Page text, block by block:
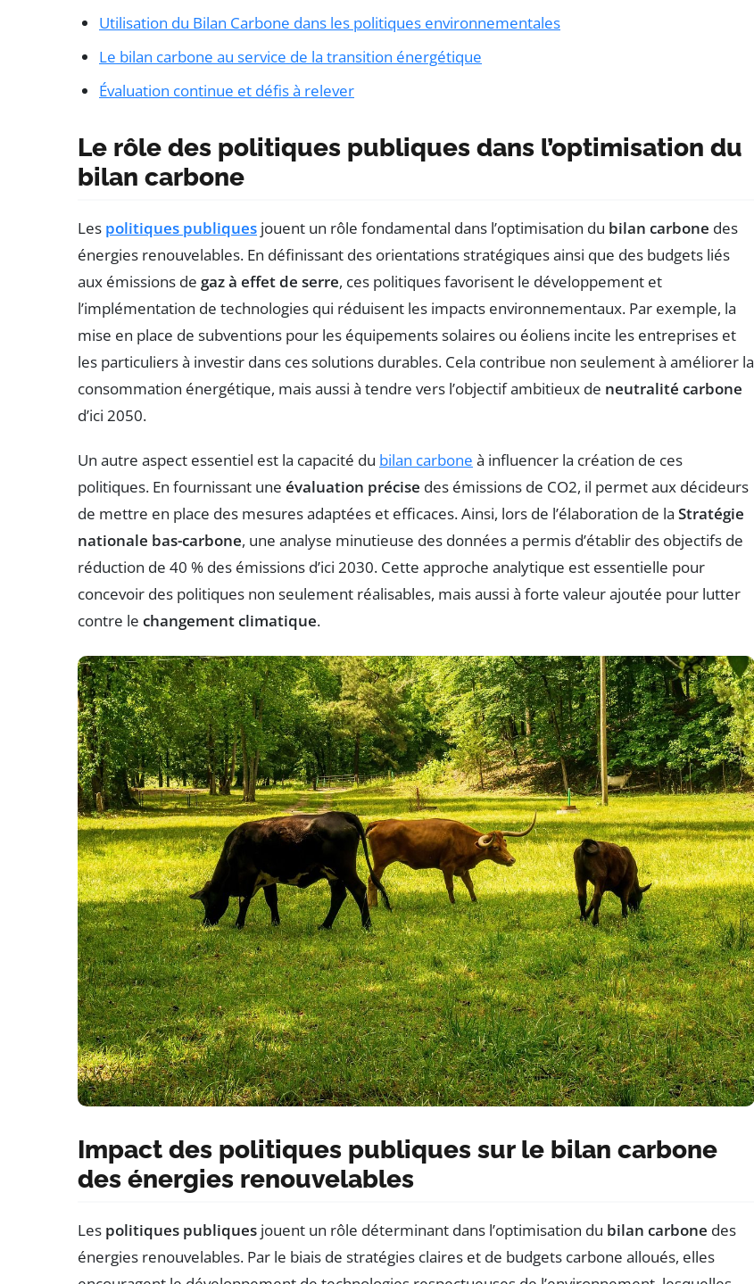
Utilisation du Bilan Carbone dans les politiques environnementales
Le bilan carbone au service de la transition énergétique
Évaluation continue et défis à relever
Le rôle des politiques publiques dans l’optimisation du
bilan carbone
Les politiques publiques jouent un rôle fondamental dans l’optimisation du bilan carbone des
énergies renouvelables. En définissant des orientations stratégiques ainsi que des budgets liés
aux émissions de gaz à effet de serre, ces politiques favorisent le développement et
l’implémentation de technologies qui réduisent les impacts environnementaux. Par exemple, la
mise en place de subventions pour les équipements solaires ou éoliens incite les entreprises et
les particuliers à investir dans ces solutions durables. Cela contribue non seulement à améliorer la
consommation énergétique, mais aussi à tendre vers l’objectif ambitieux de neutralité carbone
d’ici 2050.
Un autre aspect essentiel est la capacité du bilan carbone à influencer la création de ces
politiques. En fournissant une évaluation précise des émissions de CO2, il permet aux décideurs
de mettre en place des mesures adaptées et efficaces. Ainsi, lors de l’élaboration de la Stratégie
nationale bas-carbone, une analyse minutieuse des données a permis d’établir des objectifs de
réduction de 40 % des émissions d’ici 2030. Cette approche analytique est essentielle pour
concevoir des politiques non seulement réalisables, mais aussi à forte valeur ajoutée pour lutter
contre le changement climatique.
Impact des politiques publiques sur le bilan carbone
des énergies renouvelables
Les politiques publiques jouent un rôle déterminant dans l’optimisation du bilan carbone des
énergies renouvelables. Par le biais de stratégies claires et de budgets carbone alloués, elles